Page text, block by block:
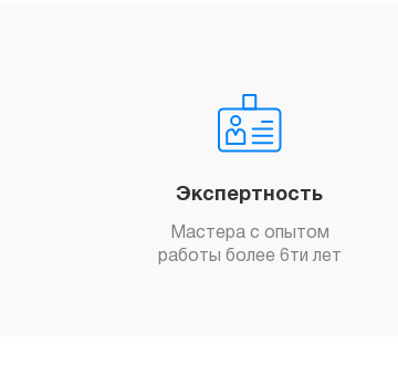
Экспертность
Мастера с опытом
работы более 6ти лет